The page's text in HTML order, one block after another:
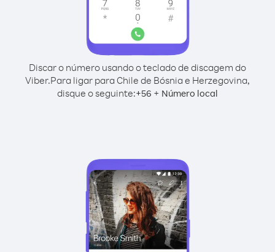
Discar o número usando o teclado de discagem do
Viber.Para ligar para Chile de Bósnia e Herzegovina,
disque o seguinte:+56 + Número local